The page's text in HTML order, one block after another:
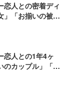
恋人との密着ディ
」「お揃いの被り
恋人との1年4ヶ
のカップル」「自